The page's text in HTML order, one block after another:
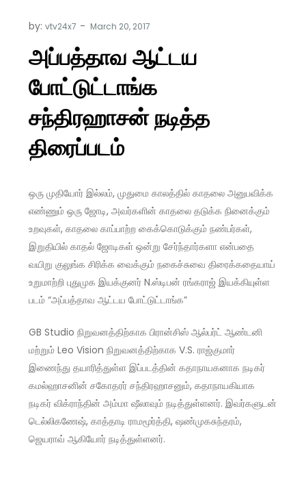
by:vtv24x7
அப்பத்தாவ ஆட்டய
போட்டுட்டாங்க
சந்திரஹாசன் நடித்த
திரைப்படம்
ஒரு முதியோர் இல்லம், முதுமை காலத்தில் காதலை அனுபவிக்க
எண்ணும் ஒரு ஜோடி, அவர்களின் காதலை தடுக்க நினைக்கும்
உறவுகள், காதலை காப்பாற்ற கைக்கொடுக்கும் நண்பர்கள்,
இறுதியில் காதல் ஜோடிகள் ஒன்று சேர்ந்தார்களா என்பதை
வயிறு குலுங்க சிரிக்க வைக்கும் நகைச்சுவை திரைக்கதையாய்
உறுமாற்றி புதுமுக இயக்குனர் N.ஸ்டிபன் ரங்கராஜ் இயக்கியுள்ள
படம் “அப்பத்தாவ ஆட்டய போட்டுட்டாங்க”
GB Studio நிறுவனத்திற்காக பிரான்சிஸ் ஆல்பர்ட் ஆண்டனி
மற்றும் Leo Vision நிறுவனத்திற்காக V.S. ராஜ்குமார்
இணைந்து தயாரித்துள்ள இப்படத்தின் கதாநாயகனாக நடிகர்
கமல்ஹாசனின் சகோதரர் சந்திரஹாசனும், கதாநாயகியாக
நடிகர் விக்ராந்தின் அம்மா ஷீலாவும் நடித்துள்ளனர். இவர்களுடன்
டெல்லிகணேஷ், காத்தாடி ராமமூர்த்தி, ஷண்முகசுந்தரம்,
ஜெயராவ் ஆகியோர் நடித்துள்ளனர்.